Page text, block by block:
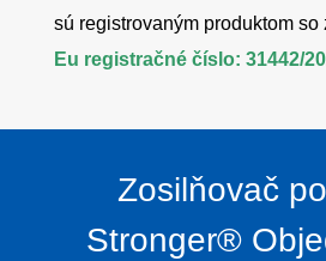
sú registrovaným produktom
Eu registračné číslo: 31442/
Zosilňovač
Stronger®